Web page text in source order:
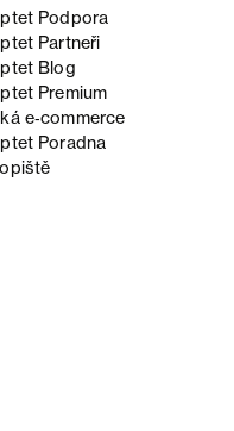
Podpora
Partneři
Blog
Premium
e‑commerce
Poradna